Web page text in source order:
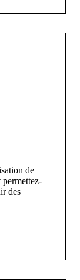
de
permettez-
des